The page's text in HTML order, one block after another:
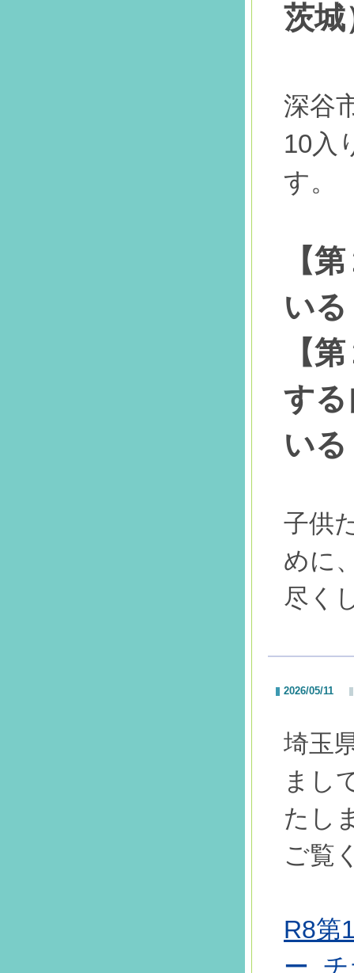
茨城
深谷
10入
す。
【
いる
【
する
いる
子供
めに
尽く
2026/05/11
埼玉
まし
たし
ご覧
R8第
ー_